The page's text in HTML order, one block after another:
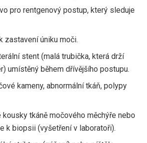
pro rentgenový postup, který sleduje
zastavení úniku moči.
stent (malá trubička, která drží
umístěný během dřívějšího postupu.
kameny, abnormální tkáň, polypy
tkáně močového měchýře nebo
k biopsii (vyšetření v laboratoři).